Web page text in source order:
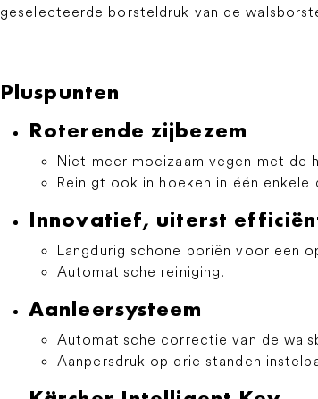
geselecteerde borsteldruk van de
Pluspunten
Roterende zijbezem
Niet meer moeizaam vegen met de
Reinigt ook in hoeken in één enkele
Innovatief, uiterst
Langdurig schone poriën voor een
Automatische reiniging.
Aanleersysteem
Automatische correctie van de
Aanpersdruk op drie standen